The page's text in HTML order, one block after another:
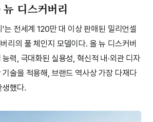
디스커버리
’는 전세계 120만 대 이상 판매된 밀리언셀
리의 풀 체인지 모델이다. 올 뉴 디스커버
력, 극대화된 실용성, 혁신적 내·외관 디자
기술을 적용해, 브랜드 역사상 가장 다재다
했다.